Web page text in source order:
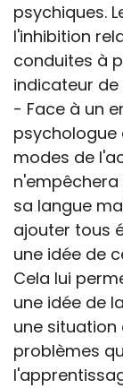
psychiques.
l'inhibition
conduites à
indicateur
- Face à un
psychologue
modes de
sa langue
ajouter tous
une idée de
Cela lui
une idée de
une
problèmes